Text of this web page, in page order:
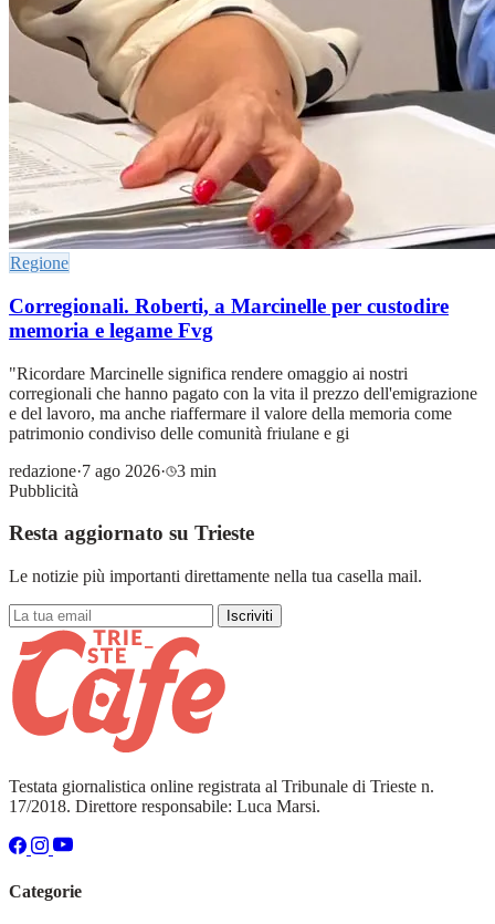
Regione
Corregionali. Roberti, a Marcinelle per custodire
memoria e legame Fvg
"Ricordare Marcinelle significa rendere omaggio ai nostri
corregionali che hanno pagato con la vita il prezzo dell'emigrazione
e del lavoro, ma anche riaffermare il valore della memoria come
patrimonio condiviso delle comunità friulane e gi
redazione·7 ago 2026·
3 min
Pubblicità
Resta aggiornato su Trieste
Le notizie più importanti direttamente nella tua casella mail.
Iscriviti
Testata giornalistica online registrata al Tribunale di Trieste n.
17/2018. Direttore responsabile: Luca Marsi.
Categorie